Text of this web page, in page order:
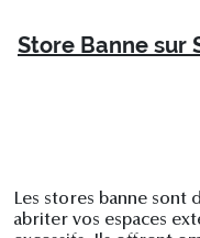
Store Banne sur
Les stores banne sont
abriter vos espaces